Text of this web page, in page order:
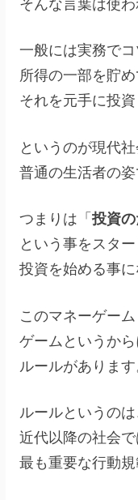
そんな言葉は使わ
一般には実務で
所得の一部を貯め
それを元手に投資
というのが現代
普通の生活者の姿
つまりは「 投資
という事をスタ
投資を始める事に
このマネーゲーム
ゲームというから
ルールがあります
ルールというのは
近代以降の社会で
最も重要な行動規